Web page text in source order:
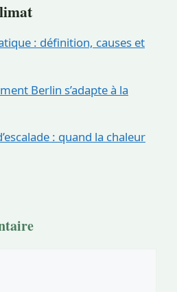
: définition, causes et
Berlin s’adapte à la
: quand la chaleur